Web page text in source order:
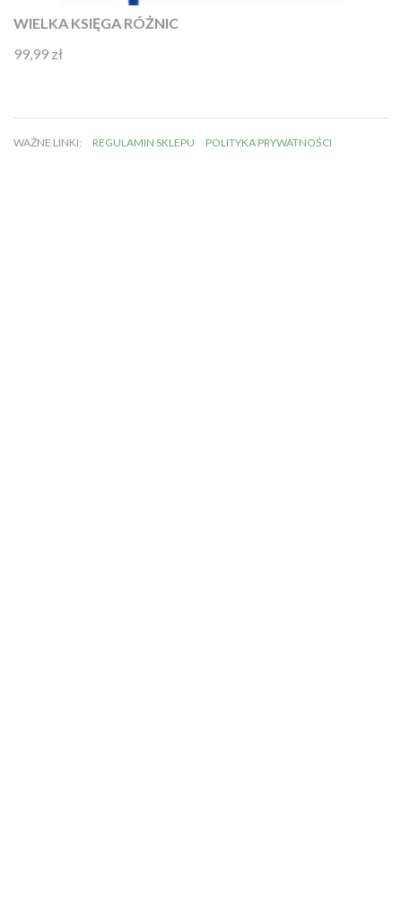
WIELKA KSIĘGA RÓŻNIC
Oceniono
99,99 zł
WAŻNE LINKI: REGULAMIN SKLEPU POLITYKA PRYWATNOŚCI